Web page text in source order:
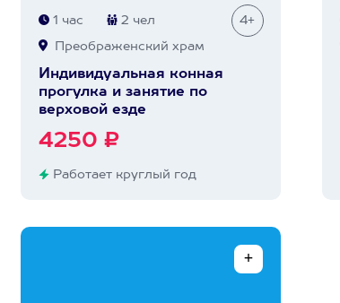
1 час 2 чел 4+
Преображенский храм
Индивидуальная конная
прогулка и занятие по
верховой езде
4250 ₽
Работает круглый год